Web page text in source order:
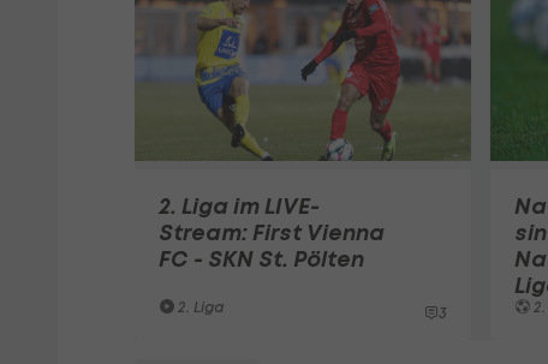
2. Liga im LIVE-
Stream: First Vienna
FC - SKN St. Pölten
2. Liga 3